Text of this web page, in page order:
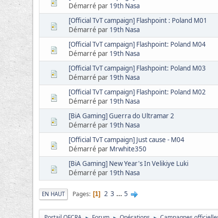
Démarré par 19th Nasa
[Official TvT campaign] Flashpoint : Poland M01
Démarré par 19th Nasa
[Official TvT campaign] Flashpoint: Poland M04
Démarré par 19th Nasa
[Official TvT campaign] Flashpoint: Poland M03
Démarré par 19th Nasa
[Official TvT campaign] Flashpoint: Poland M02
Démarré par 19th Nasa
[BiA Gaming] Guerra do Ultramar 2
Démarré par 19th Nasa
[Official TvT campaign] Just cause - M04
Démarré par Mrwhite350
[BiA Gaming] New Year's In Velikiye Luki
Démarré par 19th Nasa
EN HAUT Pages 1 2 3 ... 5